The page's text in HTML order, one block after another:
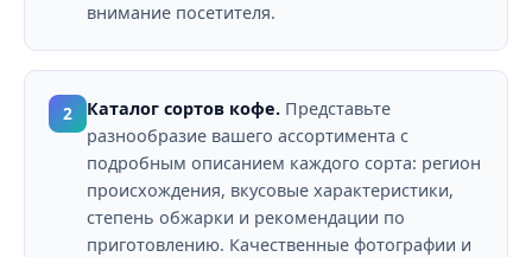
внимание посетителя.
2 Каталог сортов кофе. Представьте
разнообразие вашего ассортимента с
подробным описанием каждого сорта: регион
происхождения, вкусовые характеристики,
степень обжарки и рекомендации по
приготовлению. Качественные фотографии и